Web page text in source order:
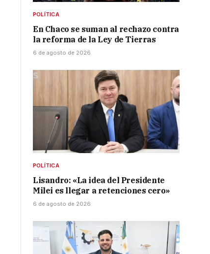
POLÍTICA
En Chaco se suman al rechazo contra
la reforma de la Ley de Tierras
6 de agosto de 2026
POLÍTICA
Lisandro: «La idea del Presidente
Milei es llegar a retenciones cero»
6 de agosto de 2026